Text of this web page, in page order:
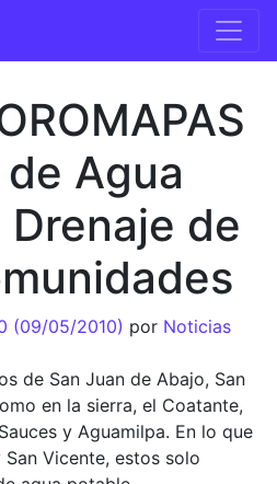
Agua
de
(09/05/2010) por Noticias
de San Juan de Abajo, San
en la sierra, el Coatante,
y Aguamilpa. En lo que
Vicente, estos solo